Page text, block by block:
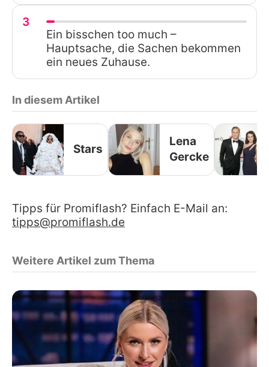
3
Ein bisschen too much –
Hauptsache, die Sachen bekommen
ein neues Zuhause.
In diesem Artikel
Stars
Lena
Gercke
Tipps für Promiflash? Einfach E-Mail an:
tipps@promiflash.de
Weitere Artikel zum Thema